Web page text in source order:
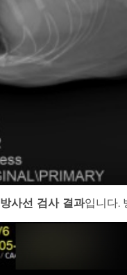
방사선 검사 결과입니다.